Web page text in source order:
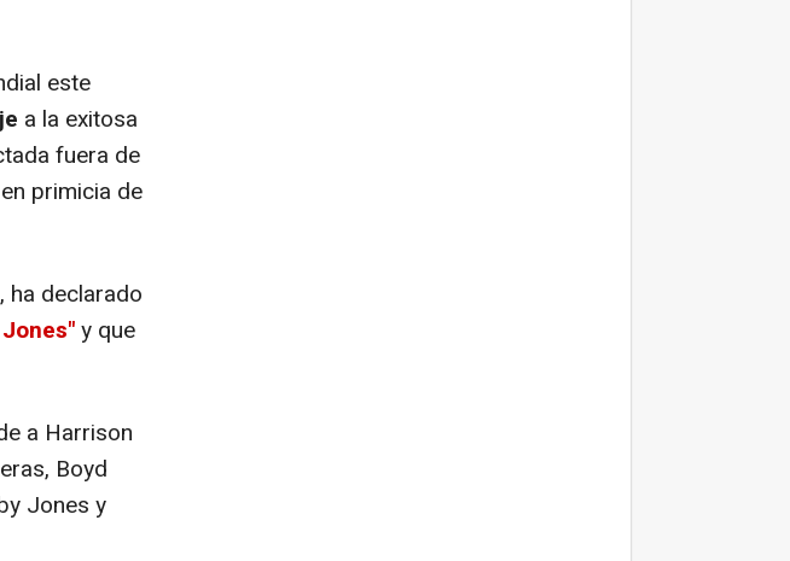
este
a la exitosa
fuera de
primicia de
ha declarado
y que
a Harrison
Boyd
Jones y